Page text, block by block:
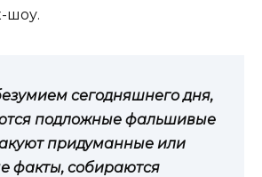
шоу.
сегодняшнего дня,
подложные фальшивые
придуманные или
факты, собираются